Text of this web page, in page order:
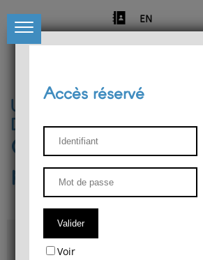
EN
Université de Liège
Département de
Centre de
phénoménologiques
Accès & plans
Bibliothèque du Département de
Accès réservé
Voir